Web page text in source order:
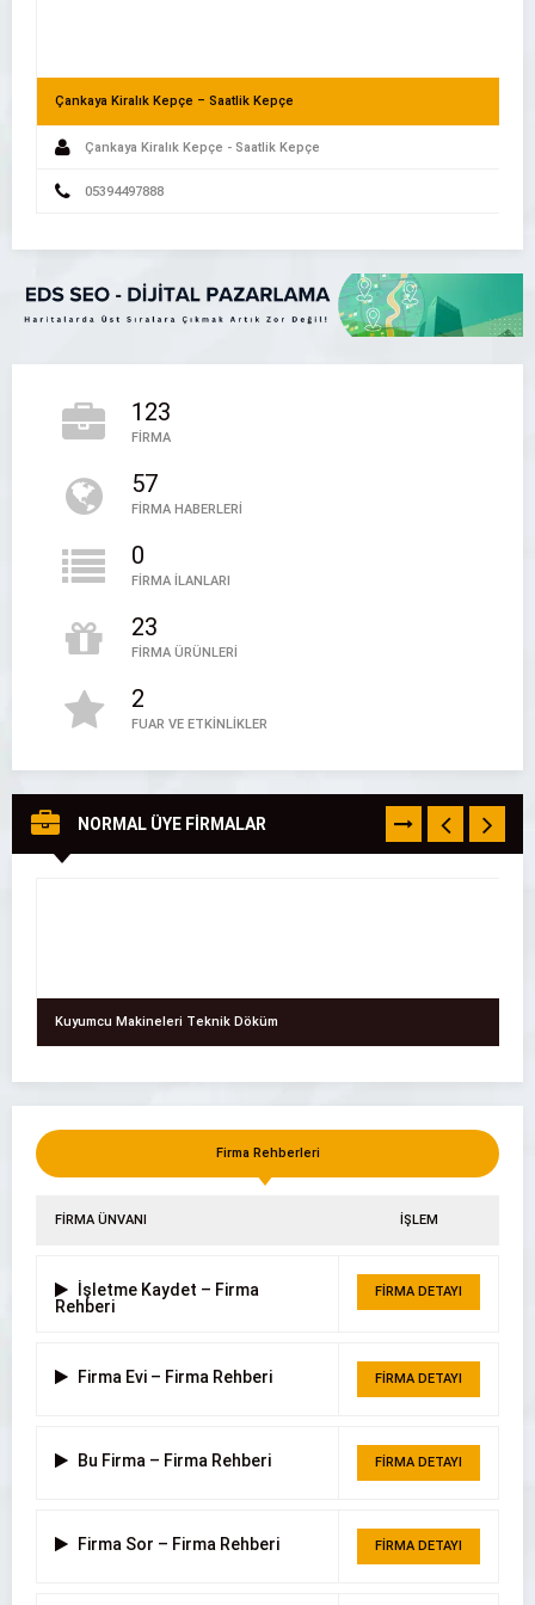
Çankaya Kiralık Kepçe – Saatlik Kepçe
Çankaya Kiralık Kepçe - Saatlik Kepçe
05394497888
Firma Alemi – Firma Rehberi
05394497888
Tek Firma – Firma Rehberi
123
FİRMA
57
FİRMA HABERLERİ
0
FİRMA İLANLARI
23
FİRMA ÜRÜNLERİ
2
FUAR VE ETKİNLİKLER
NORMAL ÜYE FİRMALAR TÜMÜNÜ
GÖR
Kuyumcu Makineleri Teknik Döküm
Hastaş Beton Parke ve Boru Fabrikası
Firma Rehberleri
FİRMA ÜNVANI İŞLEM
İşletme Kaydet – Firma
Rehberi
FİRMA DETAYI
Firma Evi – Firma Rehberi FİRMA DETAYI
Bu Firma – Firma Rehberi FİRMA DETAYI
Firma Sor – Firma Rehberi FİRMA DETAYI